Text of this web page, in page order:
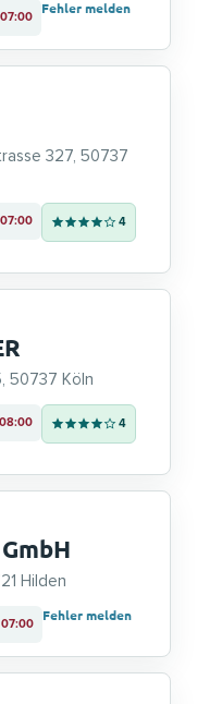
Fehler melden
327, 50737
4
50737 Köln
4
Hilden
Fehler melden